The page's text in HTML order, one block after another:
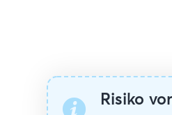
Risiko